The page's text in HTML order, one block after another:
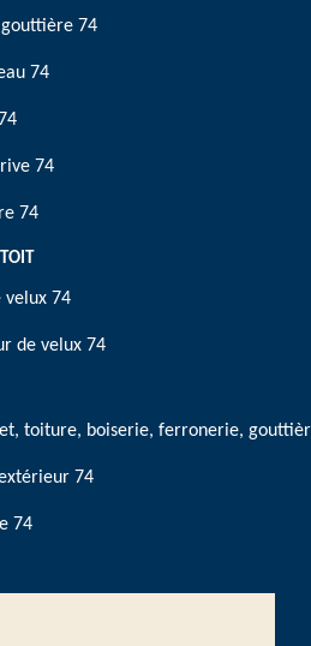
74
74
74
74
velux 74
de velux 74
toiture, boiserie, ferronerie,
74
74